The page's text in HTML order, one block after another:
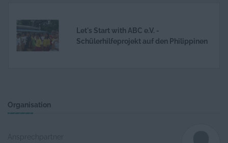
Let's Start with ABC e.V. -
Schülerhilfeprojekt auf den Philippinen
Organisation